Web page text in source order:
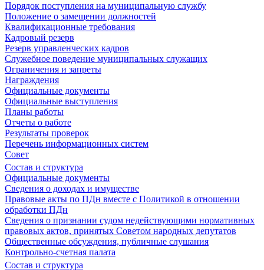
Порядок поступления на муниципальную службу
Положение о замещении должностей
Квалификационные требования
Кадровый резерв
Резерв управленческих кадров
Служебное поведение муниципальных служащих
Ограничения и запреты
Награждения
Официальные документы
Официальные выступления
Планы работы
Отчеты о работе
Результаты проверок
Перечень информационных систем
Совет
Состав и структура
Официальные документы
Сведения о доходах и имуществе
Правовые акты по ПДн вместе с Политикой в отношении
обработки ПДн
Сведения о признании судом недействующими нормативных
правовых актов, принятых Советом народных депутатов
Общественные обсуждения, публичные слушания
Контрольно-счетная палата
Состав и структура